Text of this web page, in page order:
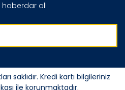
haberdar ol!
saklıdır. Kredi kartı bilgileriniz
ile korunmaktadır.